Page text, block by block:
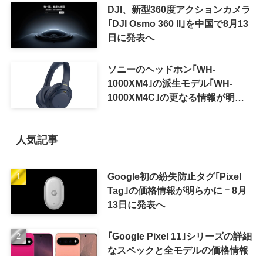
可能に
DJI、新型360度アクションカメラ
｢DJI Osmo 360 II｣を中国で8月13
日に発表へ
ソニーのヘッドホン｢WH-
1000XM4｣の派生モデル｢WH-
1000XM4C｣の更なる情報が明ら
人気記事
Google初の紛失防止タグ｢Pixel
Tag｣の価格情報が明らかに ｰ 8月
13日に発表へ
｢Google Pixel 11｣シリーズの詳細
なスペックと全モデルの価格情報